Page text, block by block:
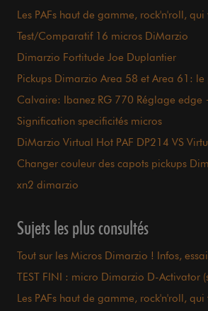
Les PAFs haut de gamme, rock'n'roll, qui
Test/Comparatif 16 micros DiMarzio
Dimarzio Fortitude Joe Duplantier
Pickups Dimarzio Area 58 et Area 61:
Calvaire: Ibanez RG 770 Réglage edge
Signification specificités micros
DiMarzio Virtual Hot PAF DP214 VS
Changer couleur des capots pickups
xn2 dimarzio
Sujets les plus consultés
Tout sur les Micros Dimarzio ! Infos,
TEST FINI : micro Dimarzio D-Activator
Les PAFs haut de gamme, rock'n'roll, qui